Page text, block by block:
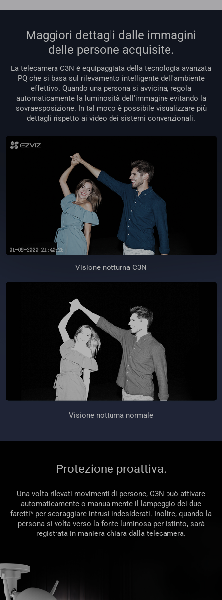
Maggiori dettagli dalle immagini
delle persone acquisite.
La telecamera C3N è equipaggiata della tecnologia avanzata
PQ che si basa sul rilevamento intelligente dell'ambiente
effettivo. Quando una persona si avvicina, regola
automaticamente la luminosità dell'immagine evitando la
sovraesposizione. In tal modo è possibile visualizzare più
dettagli rispetto ai video dei sistemi convenzionali.
Visione notturna C3N
Visione notturna normale
Protezione proattiva.
Una volta rilevati movimenti di persone, C3N può attivare
automaticamente o manualmente il lampeggio dei due
faretti* per scoraggiare intrusi indesiderati. Inoltre, quando la
persona si volta verso la fonte luminosa per istinto, sarà
registrata in maniera chiara dalla telecamera.